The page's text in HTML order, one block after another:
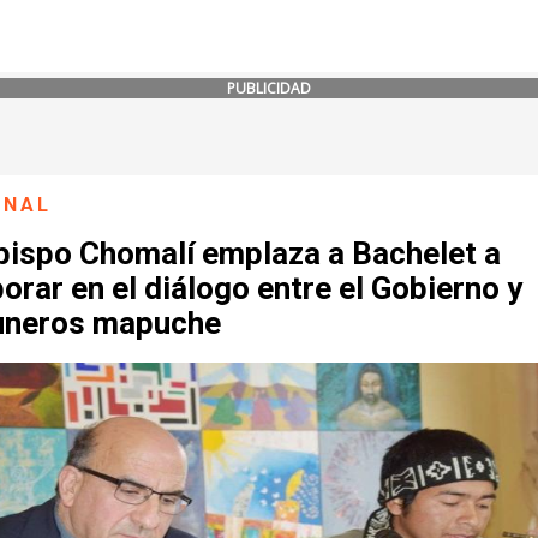
PUBLICIDAD
Chomalí emplaza a Bachelet a
en el diálogo entre el Gobierno y
mapuche